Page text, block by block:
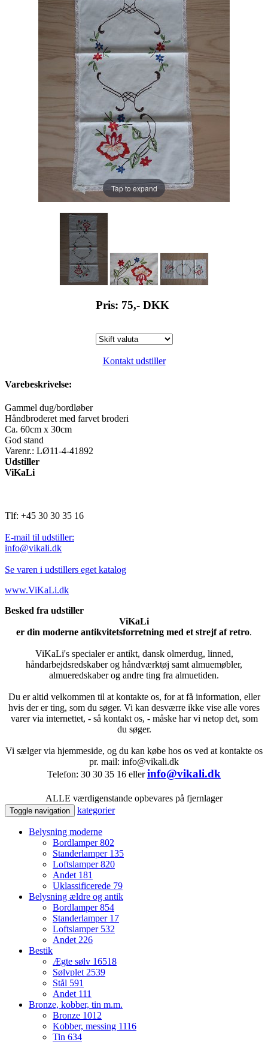
Tap to expand
Pris: 75,- DKK
Kontakt udstiller
Varebeskrivelse:
Gammel dug/bordløber
Håndbroderet med farvet broderi
Ca. 60cm x 30cm
God stand
Varenr.: LØ11-4-41892
Udstiller
ViKaLi
Tlf: +45 30 30 35 16
E-mail til udstiller:
info@vikali.dk
Se varen i udstillers eget katalog
www.ViKaLi.dk
Besked fra udstiller
ViKaLi
er din moderne antikvitetsforretning med et strejf af retro.
ViKaLi's specialer er antikt, dansk olmerdug, linned,
håndarbejdsredskaber og håndværktøj samt almuemøbler,
almueredskaber og andre ting fra almuetiden.
Du er altid velkommen til at kontakte os, for at få information, eller
hvis der er ting, som du søger. Vi kan desværre ikke vise alle vores
varer via internettet, - så kontakt os, - måske har vi netop det, som
du søger.
Vi sælger via hjemmeside, og du kan købe hos os ved at kontakte os
pr. mail: info@vikali.dk
Telefon: 30 30 35 16 ellerinfo@vikali.dk
ALLE værdigenstande opbevares på fjernlager
Toggle navigation kategorier
Belysning moderne
Bordlamper802
Standerlamper 135
Loftslamper820
Andet 181
Uklassificerede 79
Belysning ældre og antik
Bordlamper854
Standerlamper 17
Loftslamper 532
Andet226
Bestik
Ægte sølv 16518
Sølvplet2539
Stål 591
Andet 111
Bronze, kobber, tin m.m.
Bronze 1012
Kobber, messing 1116
Tin 634